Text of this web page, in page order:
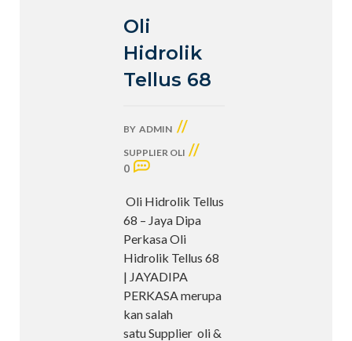
Oli
Hidrolik
Tellus 68
BY ADMIN //
SUPPLIER OLI //
0
Oli Hidrolik Tellus
68 – Jaya Dipa
Perkasa Oli
Hidrolik Tellus 68
| JAYADIPA
PERKASA merupa
kan salah
satu Supplier oli &